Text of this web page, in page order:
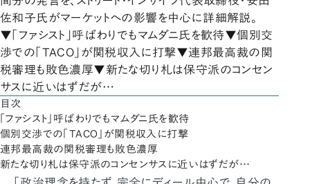
佐和子氏がマーケットへの影響を中心に詳細解説。
▼「ファシスト」呼ばわりでもマムダニ氏を歓待▼個別交
渉での「TACO」が関税収入に打撃▼連邦最高裁の関
税審理も敗色濃厚▼新たな切り札は保守派のコンセン
サスに近いはずだが…
目次
「ファシスト」呼ばわりでもマムダニ氏を歓待
個別交渉での「TACO」が関税収入に打撃
連邦最高裁の関税審理も敗色濃厚
新たな切り札は保守派のコンセンサスに近いはずだが…